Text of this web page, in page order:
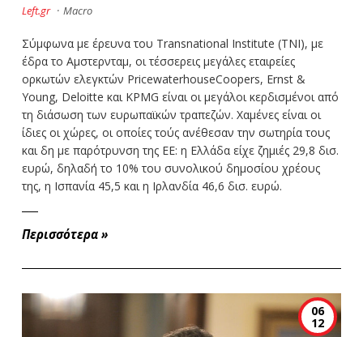
Left.gr · Macro
Σύμφωνα με έρευνα του Transnational Institute (TNI), με
έδρα το Αμστερνταμ, οι τέσσερεις μεγάλες εταιρείες
ορκωτών ελεγκτών PricewaterhouseCoopers, Ernst &
Young, Deloitte και KPMG είναι οι μεγάλοι κερδισμένοι από
τη διάσωση των ευρωπαϊκών τραπεζών. Χαμένες είναι οι
ίδιες οι χώρες, οι οποίες τούς ανέθεσαν την σωτηρία τους
και δη με παρότρυνση της EE: η Ελλάδα είχε ζημιές 29,8 δισ.
ευρώ, δηλαδή το 10% του συνολικού δημοσίου χρέους
της, η Ισπανία 45,5 και η Ιρλανδία 46,6 δισ. ευρώ.
Περισσότερα »
06
12